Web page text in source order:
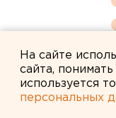
На сайте
сайта,
используется
персональных